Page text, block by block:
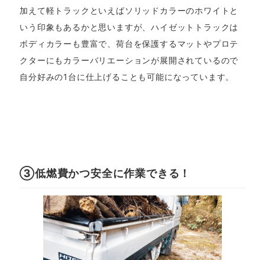
加えて軽トラックといえばソリッドカラーのホワイトと
いう印象もあるかと思いますが、ハイゼットトラックは
ボディカラーも豊富で、荷台を保護するマットやプロテ
クターにもカラーバリエーションが展開されているので
自分好みの1台に仕上げることも可能になっています。
③低燃費かつ安全に作業できる！